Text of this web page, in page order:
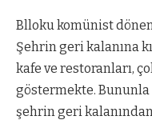
Blloku komünist
Şehrin geri kalanına
kafe ve restoranları,
göstermekte.
şehrin geri